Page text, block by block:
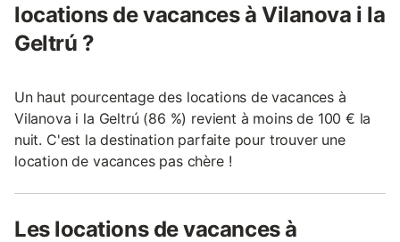
locations de vacances à Vilanova i la
Geltrú ?
Un haut pourcentage des locations de vacances à
Vilanova i la Geltrú (86 %) revient à moins de 100 € la
nuit. C'est la destination parfaite pour trouver une
location de vacances pas chère !
Les locations de vacances à